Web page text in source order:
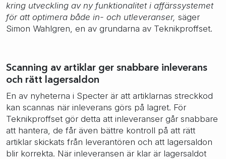
kring utveckling av ny funktionalitet i affärssystemet
för att optimera både in- och utleveranser, säger
Simon Wahlgren, en av grundarna av Teknikproffset.
Scanning av artiklar ger snabbare inleverans
och rätt lagersaldon
En av nyheterna i Specter är att artiklarnas streckkod
kan scannas när inleverans görs på lagret. För
Teknikproffset gör detta att inleveranser går snabbare
att hantera, de får även bättre kontroll på att rätt
artiklar skickats från leverantören och att lagersaldon
blir korrekta. När inleveransen är klar är lagersaldot